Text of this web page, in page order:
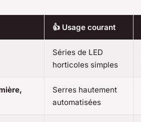
👍 Usage courant
Séries de LED
horticoles simples
Serres hautement
automatisées